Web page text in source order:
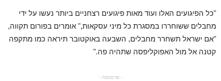
"כל הפיגועים האלו ועוד מאות פיגועים רצחניים ביותר נעשו על ידי
מחבלים ששוחררו במסגרת כל מיני עסקאות," אומרים בפורום תקווה,
"אם ישראל תשחרר מחבלים, השבעה באוקטובר תיראה כמו מתקפה
קטנה אל מול האפוקליפסה שתהיה פה."
- פרסומת -